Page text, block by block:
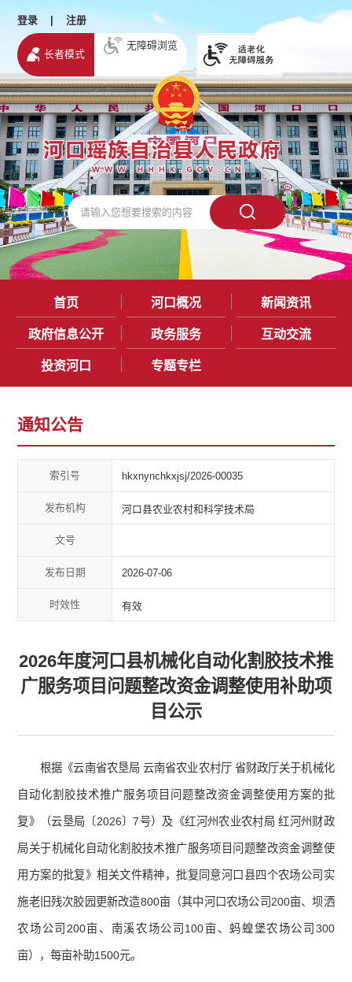
登录 | 注册
长者模式
无障碍浏览
首页 河口概况 新闻资讯
政府信息公开 政务服务 互动交流
投资河口 专题专栏
通知公告
索引号 hkxnynchkxjsj/2026-00035
发布机构 河口县农业农村和科学技术局
文号
发布日期 2026-07-06
时效性 有效
2026年度河口县机械化自动化割胶技术推
广服务项目问题整改资金调整使用补助项
目公示
根据《云南省农垦局 云南省农业农村厅 省财政厅关于机械化
自动化割胶技术推广服务项目问题整改资金调整使用方案的批
复》（云垦局〔2026〕7号）及《红河州农业农村局 红河州财政
局关于机械化自动化割胶技术推广服务项目问题整改资金调整使
用方案的批复》相关文件精神，批复同意河口县四个农场公司实
施老旧残次胶园更新改造800亩（其中河口农场公司200亩、坝洒
农场公司200亩、南溪农场公司100亩、蚂蝗堡农场公司300
亩），每亩补助1500元。